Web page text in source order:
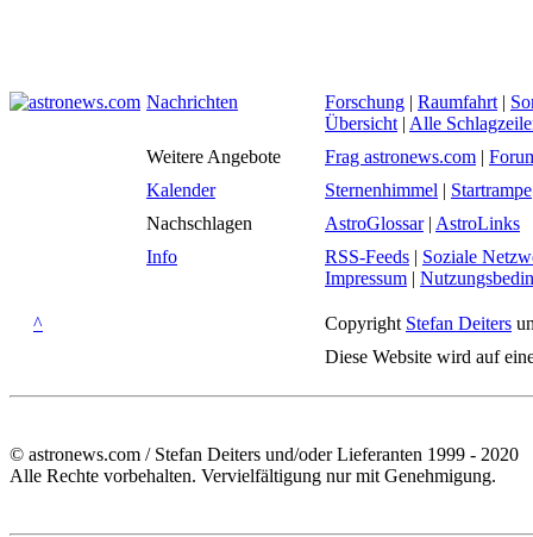
Nachrichten Forschung | Raumfahrt |
Übersicht | Alle
Weitere Angebote
Frag astronews.com |
Kalender
Sternenhimmel | Startrampe
Nachschlagen
AstroGlossar| AstroLinks
Info
RSS-Feeds | Soziale
Impressum |
^ Copyright Stefan Deiters
Diese Website wird auf
© astronews.com / Stefan Deiters und/oder Lieferanten 1999 - 2020
Alle Rechte vorbehalten. Vervielfältigung nur mit Genehmigung.